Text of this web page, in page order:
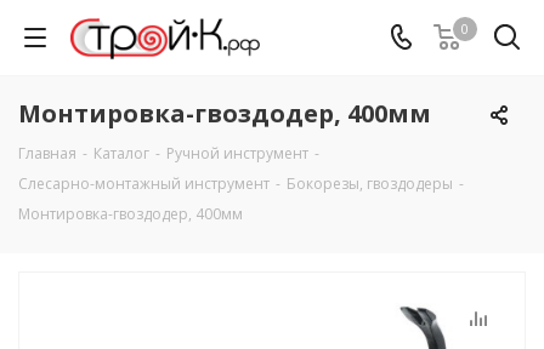
0
Монтировка-гвоздодер, 400мм
Главная - Каталог - Ручной инструмент -
Слесарно-монтажный инструмент - Бокорезы, гвоздодеры -
Монтировка-гвоздодер, 400мм